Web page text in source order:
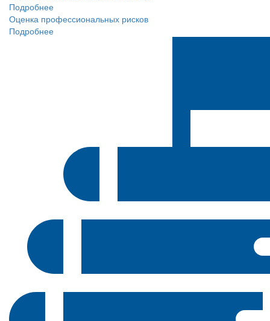
Подробнее
Оценка профессиональных рисков
Подробнее